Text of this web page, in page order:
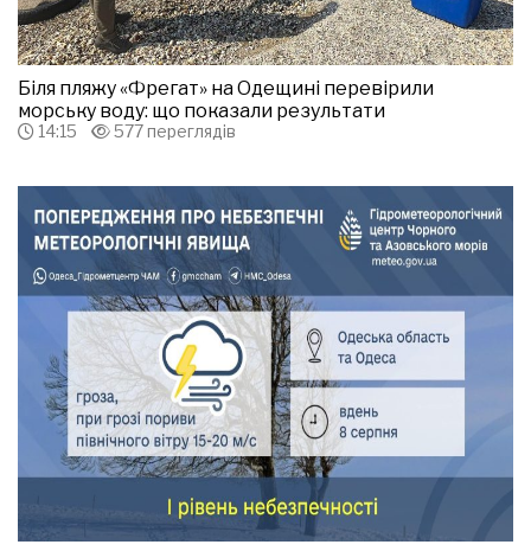
Біля пляжу «Фрегат» на Одещині перевірили
морську воду: що показали результати
14:15 577 переглядів